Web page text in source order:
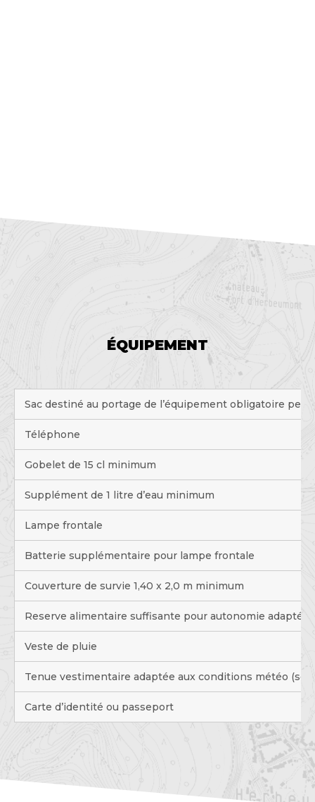
ÉQUIPEMENT
Sac destiné au portage de l’équipement obligatoire
Téléphone
Gobelet de 15 cl minimum
Supplément de 1 litre d’eau minimum
Lampe frontale
Batterie supplémentaire pour lampe frontale
Couverture de survie 1,40 x 2,0 m minimum
Reserve alimentaire suffisante pour autonomie adaptée
Veste de pluie
Tenue vestimentaire adaptée aux conditions météo
Carte d’identité ou passeport